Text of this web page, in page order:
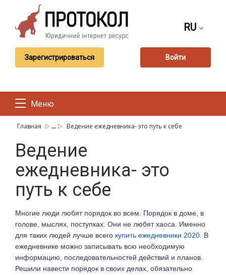
RU
Зарегистрироваться Войти
Меню
Главная ... Ведение ежедневника- это путь к себе
Ведение
ежедневника- это
путь к себе
​Многие люди любят порядок во всем. Порядок в доме, в
голове, мыслях, поступках. Они не любят хаоса. Именно
для таких людей лучше всего купить ежедневники 2020 . В
ежедневнике можно записывать всю необходимую
информацию, последовательностей действий и планов.
Решили навести порядок в своих делах, обязательно